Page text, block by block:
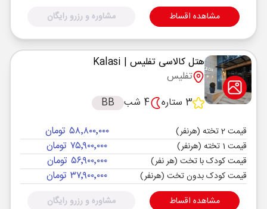
مشاهده اقساط مشاوره و رزرو رایگان
هتل کالاسی تفلیس | Kalasi
تفلیس
3 ستاره
4 شب BB
قیمت 2 تخته (هرنفر) ۵۸٬۸۰۰٬۰۰۰ تومان
قیمت 1 تخته (هرنفر) ۷۵٬۹۰۰٬۰۰۰ تومان
قیمت کودک با تخت (هر نفر) ۵۶٬۹۰۰٬۰۰۰ تومان
قیمت کودک بدون تخت (هرنفر) ۳۷٬۹۰۰٬۰۰۰ تومان
مشاهده اقساط مشاوره و رزرو رایگان